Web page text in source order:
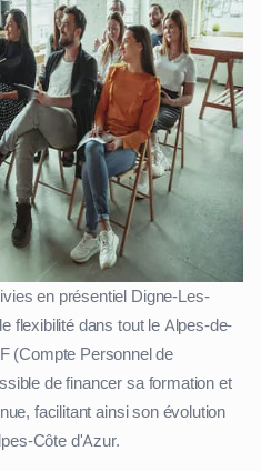
en présentiel Digne-Les-
flexibilité dans tout le Alpes-de-
(Compte Personnel de
de financer sa formation et
facilitant ainsi son évolution
Côte d'Azur.